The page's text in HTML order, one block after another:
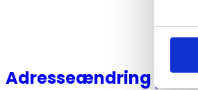
Adresseændring på